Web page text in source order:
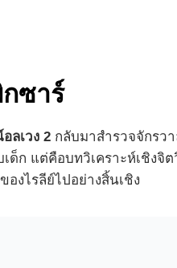
ซาร์
ลเวง 2 กลับมาสำรวจจักรว
ก แต่คือบทวิเคราะห์เชิง
งไรลีย์ไปอย่างสิ้นเชิง